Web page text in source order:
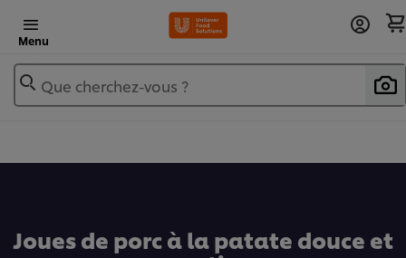
Menu
Que cherchez-vous ?
Joues de porc à la patate douce et